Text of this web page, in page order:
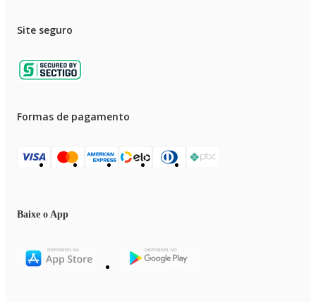
Site seguro
Formas de pagamento
Baixe o App